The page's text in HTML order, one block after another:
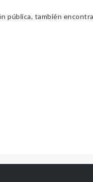
pública, también